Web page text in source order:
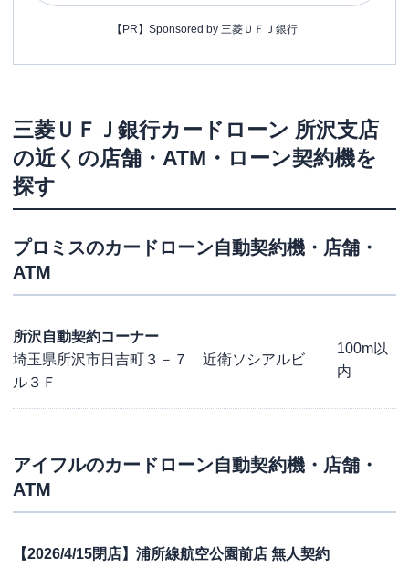
【PR】Sponsored by 三菱ＵＦＪ銀行
三菱ＵＦＪ銀行カードローン 所沢支店
の近くの店舗・ATM・ローン契約機を
探す
プロミスのカードローン自動契約機・店舗・
ATM
所沢自動契約コーナー
埼玉県所沢市日吉町３－７ 近衛ソシアルビ
ル３Ｆ
100m以
内
アイフルのカードローン自動契約機・店舗・
ATM
【2026/4/15閉店】浦所線航空公園前店 無人契約